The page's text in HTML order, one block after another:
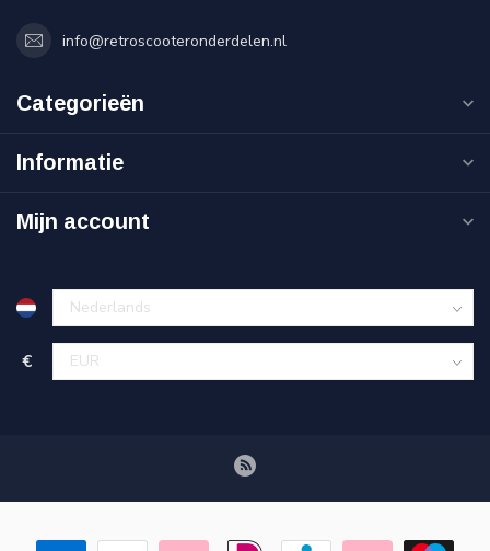
info@retroscooteronderdelen.nl
Categorieën
Informatie
Mijn account
€